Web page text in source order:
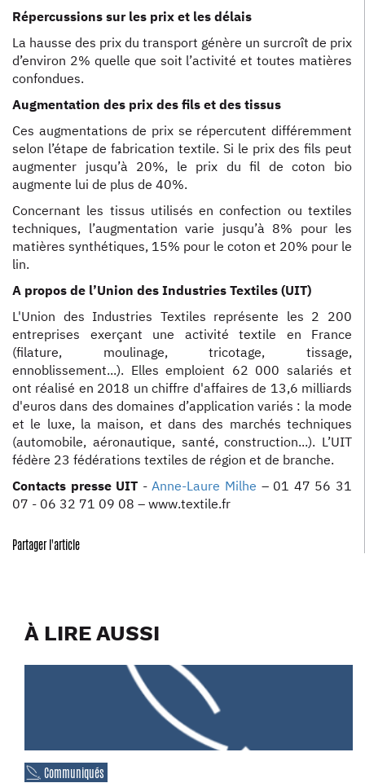
Répercussions sur les prix et les délais
La hausse des prix du transport génère un surcroît de prix
d’environ 2% quelle que soit l’activité et toutes matières
confondues.
Augmentation des prix des fils et des tissus
Ces augmentations de prix se répercutent différemment
selon l’étape de fabrication textile. Si le prix des fils peut
augmenter jusqu’à 20%, le prix du fil de coton bio
augmente lui de plus de 40%.
Concernant les tissus utilisés en confection ou textiles
techniques, l’augmentation varie jusqu’à 8% pour les
matières synthétiques, 15% pour le coton et 20% pour le
lin.
A propos de l’Union des Industries Textiles (UIT)
L'Union des Industries Textiles représente les 2 200
entreprises exerçant une activité textile en France
(filature, moulinage, tricotage, tissage,
ennoblissement...). Elles emploient 62 000 salariés et
ont réalisé en 2018 un chiffre d'affaires de 13,6 milliards
d'euros dans des domaines d’application variés : la mode
et le luxe, la maison, et dans des marchés techniques
(automobile, aéronautique, santé, construction...). L’UIT
fédère 23 fédérations textiles de région et de branche.
Contacts presse UIT -Anne-Laure Milhe – 01 47 56 31
07 - 06 32 71 09 08 – www.textile.fr
Partager l'article
À LIRE AUSSI
Communiqués